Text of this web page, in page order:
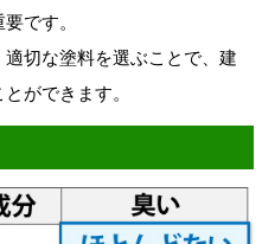
です。
切な塗料を選ぶことで、建
ができます。